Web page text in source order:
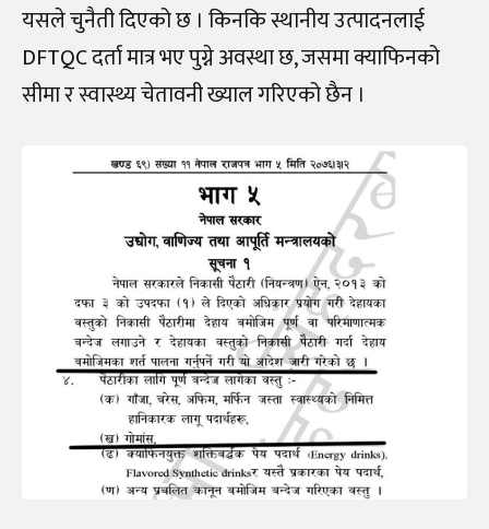
यसले चुनैती दिएको छ । किनकि स्थानीय उत्पादनलाई
DFTQC दर्ता मात्र भए पुग्ने अवस्था छ, जसमा क्याफिनको
सीमा र स्वास्थ्य चेतावनी ख्याल गरिएको छैन ।